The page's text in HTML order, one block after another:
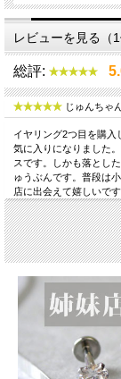
レビューを見る（1
総評:
じゅんちゃ
イヤリング2つ目を購
気に入りになりました
スです。しかも落とし
ゅうぶんです。普段は
店に出会えて嬉しいです